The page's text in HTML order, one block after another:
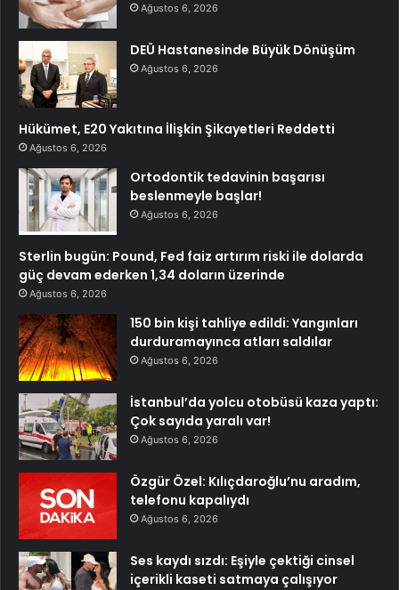
Ağustos 6, 2026
DEÜ Hastanesinde Büyük Dönüşüm
Ağustos 6, 2026
Hükümet, E20 Yakıtına İlişkin Şikayetleri Reddetti
Ağustos 6, 2026
Ortodontik tedavinin başarısı
beslenmeyle başlar!
Ağustos 6, 2026
Sterlin bugün: Pound, Fed faiz artırım riski ile dolarda
güç devam ederken 1,34 doların üzerinde
Ağustos 6, 2026
150 bin kişi tahliye edildi: Yangınları
durduramayınca atları saldılar
Ağustos 6, 2026
İstanbul’da yolcu otobüsü kaza yaptı:
Çok sayıda yaralı var!
Ağustos 6, 2026
Özgür Özel: Kılıçdaroğlu’nu aradım,
telefonu kapalıydı
Ağustos 6, 2026
Ses kaydı sızdı: Eşiyle çektiği cinsel
içerikli kaseti satmaya çalışıyor